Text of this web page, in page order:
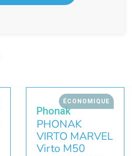
ÉCONOMIQUE
Phonak
PHONAK
VIRTO MARVEL
Virto M50